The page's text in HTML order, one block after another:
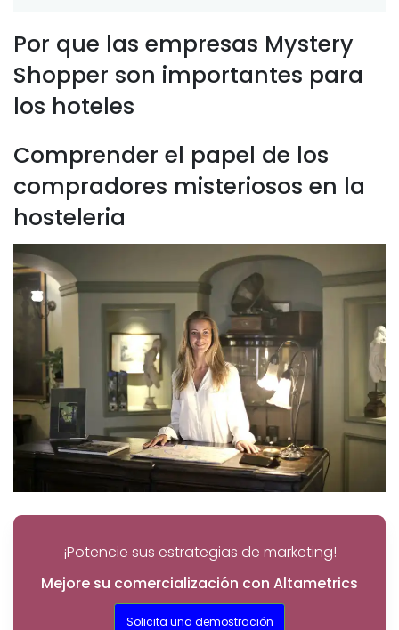
Por que las empresas Mystery
Shopper son importantes para
los hoteles
Comprender el papel de los
compradores misteriosos en la
hosteleria
¡Potencie sus estrategias de marketing!
Mejore su comercialización con Altametrics
Solicita una demostración